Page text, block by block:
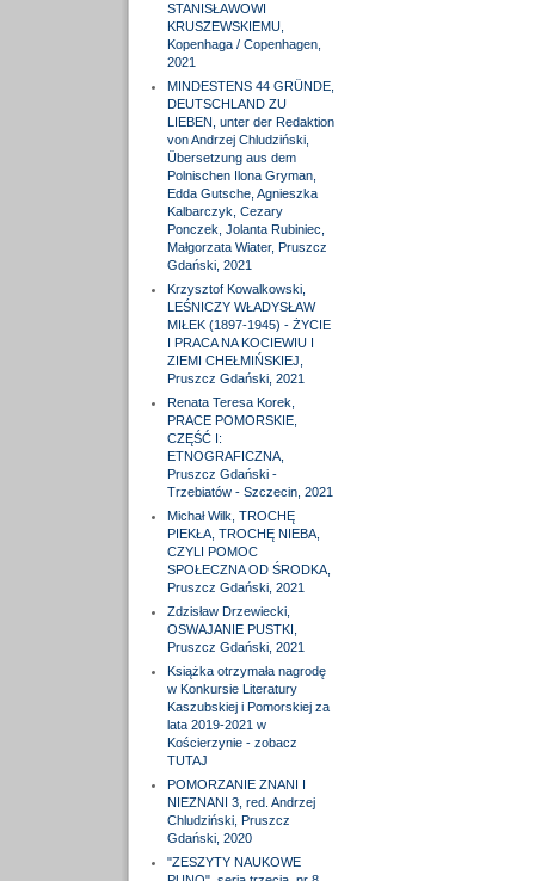
STANISŁAWOWI
KRUSZEWSKIEMU,
Kopenhaga / Copenhagen,
2021
MINDESTENS 44 GRÜNDE,
DEUTSCHLAND ZU
LIEBEN, unter der Redaktion
von Andrzej Chludziński,
Übersetzung aus dem
Polnischen Ilona Gryman,
Edda Gutsche, Agnieszka
Kalbarczyk, Cezary
Ponczek, Jolanta Rubiniec,
Małgorzata Wiater, Pruszcz
Gdański, 2021
Krzysztof Kowalkowski,
LEŚNICZY WŁADYSŁAW
MIŁEK (1897-1945) - ŻYCIE
I PRACA NA KOCIEWIU I
ZIEMI CHEŁMIŃSKIEJ,
Pruszcz Gdański, 2021
Renata Teresa Korek,
PRACE POMORSKIE,
CZĘŚĆ I:
ETNOGRAFICZNA,
Pruszcz Gdański -
Trzebiatów - Szczecin, 2021
Michał Wilk, TROCHĘ
PIEKŁA, TROCHĘ NIEBA,
CZYLI POMOC
SPOŁECZNA OD ŚRODKA,
Pruszcz Gdański, 2021
Zdzisław Drzewiecki,
OSWAJANIE PUSTKI,
Pruszcz Gdański, 2021
Książka otrzymała nagrodę
w Konkursie Literatury
Kaszubskiej i Pomorskiej za
lata 2019-2021 w
Kościerzynie - zobacz
TUTAJ
POMORZANIE ZNANI I
NIEZNANI 3, red. Andrzej
Chludziński, Pruszcz
Gdański, 2020
"ZESZYTY NAUKOWE